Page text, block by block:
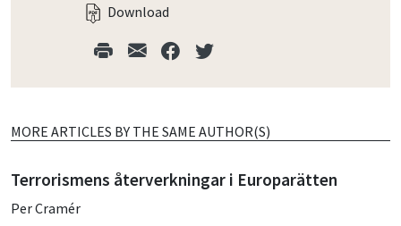
Download
MORE ARTICLES BY THE SAME AUTHOR(S)
Terrorismens återverkningar i Europarätten
Per Cramér